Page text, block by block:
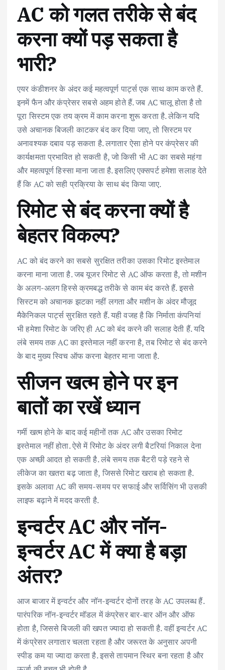
AC को गलत तरीके से बंद
करना क्यों पड़ सकता है
भारी?
एयर कंडीशनर के अंदर कई महत्वपूर्ण पार्ट्स एक साथ काम करते हैं.
इनमें फैन और कंप्रेसर सबसे अहम होते हैं. जब AC चालू होता है तो
पूरा सिस्टम एक तय क्रम में काम करना शुरू करता है. लेकिन यदि
उसे अचानक बिजली काटकर बंद कर दिया जाए, तो सिस्टम पर
अनावश्यक दबाव पड़ सकता है. लगातार ऐसा होने पर कंप्रेसर की
कार्यक्षमता प्रभावित हो सकती है, जो किसी भी AC का सबसे महंगा
और महत्वपूर्ण हिस्सा माना जाता है. इसलिए एक्सपर्ट हमेशा सलाह देते
हैं कि AC को सही प्रक्रिया के साथ बंद किया जाए.
रिमोट से बंद करना क्यों है
बेहतर विकल्प?
AC को बंद करने का सबसे सुरक्षित तरीका उसका रिमोट इस्तेमाल
करना माना जाता है. जब यूजर रिमोट से AC ऑफ करता है, तो मशीन
के अलग-अलग हिस्से क्रमबद्ध तरीके से काम बंद करते हैं. इससे
सिस्टम को अचानक झटका नहीं लगता और मशीन के अंदर मौजूद
मैकेनिकल पार्ट्स सुरक्षित रहते हैं. यही वजह है कि निर्माता कंपनियां
भी हमेशा रिमोट के जरिए ही AC को बंद करने की सलाह देती हैं. यदि
लंबे समय तक AC का इस्तेमाल नहीं करना है, तब रिमोट से बंद करने
के बाद मुख्य स्विच ऑफ करना बेहतर माना जाता है.
सीजन खत्म होने पर इन
बातों का रखें ध्यान
गर्मी खत्म होने के बाद कई महीनों तक AC और उसका रिमोट
इस्तेमाल नहीं होता. ऐसे में रिमोट के अंदर लगी बैटरियां निकाल देना
एक अच्छी आदत हो सकती है. लंबे समय तक बैटरी पड़े रहने से
लीकेज का खतरा बढ़ जाता है, जिससे रिमोट खराब हो सकता है.
इसके अलावा AC की समय-समय पर सफाई और सर्विसिंग भी उसकी
लाइफ बढ़ाने में मदद करती है.
इन्वर्टर AC और नॉन-
इन्वर्टर AC में क्या है बड़ा
अंतर?
आज बाजार में इन्वर्टर और नॉन-इन्वर्टर दोनों तरह के AC उपलब्ध हैं.
पारंपरिक नॉन-इन्वर्टर मॉडल में कंप्रेसर बार-बार ऑन और ऑफ
होता है, जिससे बिजली की खपत ज्यादा हो सकती है. वहीं इन्वर्टर AC
में कंप्रेसर लगातार चलता रहता है और जरूरत के अनुसार अपनी
स्पीड कम या ज्यादा करता है. इससे तापमान स्थिर बना रहता है और